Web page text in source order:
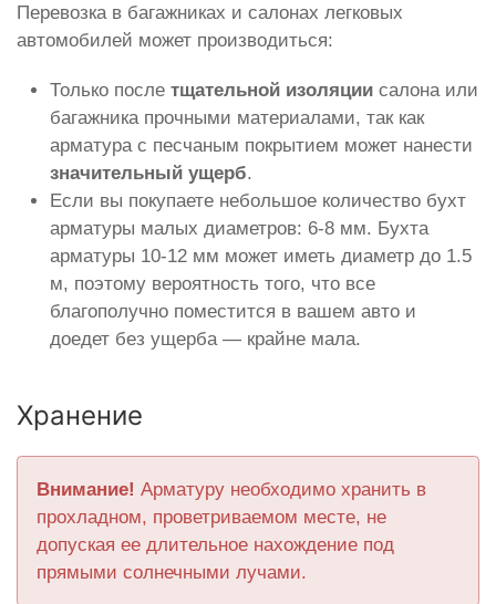
Перевозка в багажниках и салонах легковых
автомобилей может производиться:
Только после тщательной изоляции салона или
багажника прочными материалами, так как
арматура с песчаным покрытием может нанести
значительный ущерб.
Если вы покупаете небольшое количество бухт
арматуры малых диаметров: 6-8 мм. Бухта
арматуры 10-12 мм может иметь диаметр до 1.5
м, поэтому вероятность того, что все
благополучно поместится в вашем авто и
доедет без ущерба — крайне мала.
Хранение
Внимание! Арматуру необходимо хранить в
прохладном, проветриваемом месте, не
допуская ее длительное нахождение под
прямыми солнечными лучами.